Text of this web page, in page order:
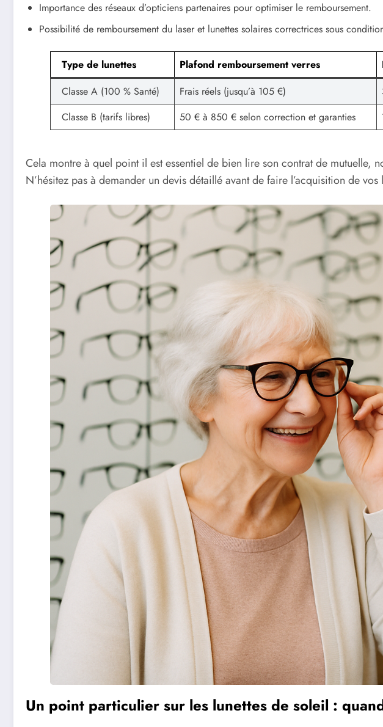
Importance des réseaux d’opticiens partenaires pour optimiser le remboursement.
Possibilité de remboursement du laser et lunettes solaires correctrices sous
Type de lunettes Plafond remboursement verres
Classe A (100 % Santé)
Frais réels (jusqu’à 105 €)
Classe B (tarifs libres)
50 € à 850 € selon correction et garanties
Cela montre à quel point il est essentiel de bien lire son contrat de mutuelle,
N’hésitez pas à demander un devis détaillé avant de faire l’acquisition de
Un point particulier sur les lunettes de soleil :